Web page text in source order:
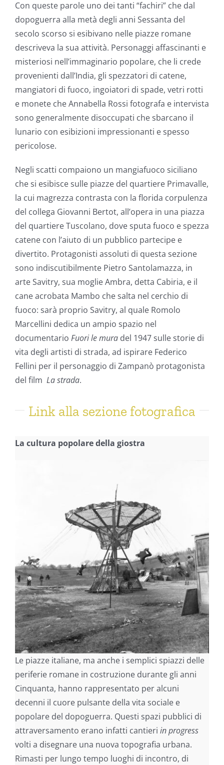
Con queste parole uno dei tanti “fachiri” che dal
dopoguerra alla metà degli anni Sessanta del
secolo scorso si esibivano nelle piazze romane
descriveva la sua attività. Personaggi affascinanti e
misteriosi nell’immaginario popolare, che li crede
provenienti dall’India, gli spezzatori di catene,
mangiatori di fuoco, ingoiatori di spade, vetri rotti
e monete che Annabella Rossi fotografa e intervista
sono generalmente disoccupati che sbarcano il
lunario con esibizioni impressionanti e spesso
pericolose.
Negli scatti compaiono un mangiafuoco siciliano
che si esibisce sulle piazze del quartiere Primavalle,
la cui magrezza contrasta con la florida corpulenza
del collega Giovanni Bertot, all’opera in una piazza
del quartiere Tuscolano, dove sputa fuoco e spezza
catene con l’aiuto di un pubblico partecipe e
divertito. Protagonisti assoluti di questa sezione
sono indiscutibilmente Pietro Santolamazza, in
arte Savitry, sua moglie Ambra, detta Cabiria, e il
cane acrobata Mambo che salta nel cerchio di
fuoco: sarà proprio Savitry, al quale Romolo
Marcellini dedica un ampio spazio nel
documentario Fuori le muradel 1947 sulle storie di
vita degli artisti di strada, ad ispirare Federico
Fellini per il personaggio di Zampanò protagonista
del film La strada.
Link alla sezione fotografica
La cultura popolare della giostra
Le piazze italiane, ma anche i semplici spiazzi delle
periferie romane in costruzione durante gli anni
Cinquanta, hanno rappresentato per alcuni
decenni il cuore pulsante della vita sociale e
popolare del dopoguerra. Questi spazi pubblici di
attraversamento erano infatti cantieri in progress
volti a disegnare una nuova topografia urbana.
Rimasti per lungo tempo luoghi di incontro, di